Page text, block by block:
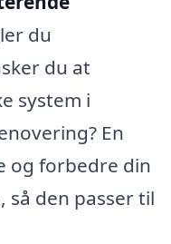
du
du at
system i
En
og forbedre din
så den passer til